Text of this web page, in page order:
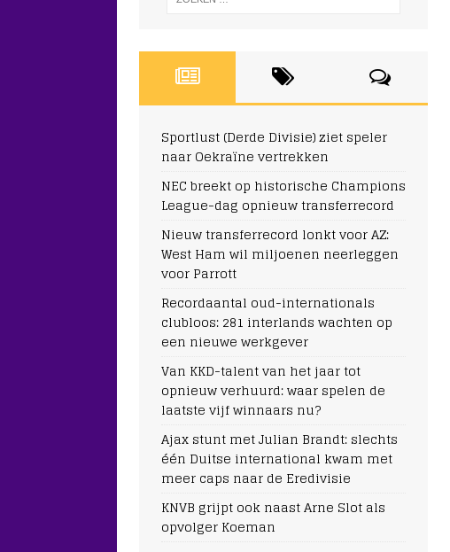
Sportlust (Derde Divisie) ziet speler
naar Oekraïne vertrekken
NEC breekt op historische Champions
League-dag opnieuw transferrecord
Nieuw transferrecord lonkt voor AZ:
West Ham wil miljoenen neerleggen
voor Parrott
Recordaantal oud-internationals
clubloos: 281 interlands wachten op
een nieuwe werkgever
Van KKD-talent van het jaar tot
opnieuw verhuurd: waar spelen de
laatste vijf winnaars nu?
Ajax stunt met Julian Brandt: slechts
één Duitse international kwam met
meer caps naar de Eredivisie
KNVB grijpt ook naast Arne Slot als
opvolger Koeman